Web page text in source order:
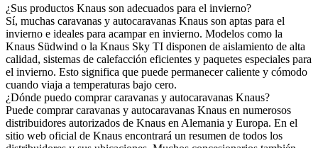
¿Sus productos Knaus son adecuados para el invierno?
Sí, muchas caravanas y autocaravanas Knaus son aptas para el
invierno e ideales para acampar en invierno. Modelos como la
Knaus Südwind o la Knaus Sky TI disponen de aislamiento de alta
calidad, sistemas de calefacción eficientes y paquetes especiales para
el invierno. Esto significa que puede permanecer caliente y cómodo
cuando viaja a temperaturas bajo cero.
¿Dónde puedo comprar caravanas y autocaravanas Knaus?
Puede comprar caravanas y autocaravanas Knaus en numerosos
distribuidores autorizados de Knaus en Alemania y Europa. En el
sitio web oficial de Knaus encontrará un resumen de todos los